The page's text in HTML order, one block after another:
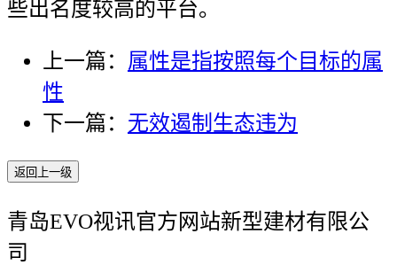
些出名度较高的平台。
上一篇： 属性是指按照每个目标的属
性
下一篇： 无效遏制生态违为
返回上一级
青岛EVO视讯官方网站新型建材有限公
司